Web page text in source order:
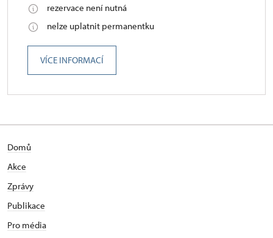
rezervace není nutná
nelze uplatnit permanentku
VÍCE INFORMACÍ
Domů
Akce
Zprávy
Publikace
Pro média